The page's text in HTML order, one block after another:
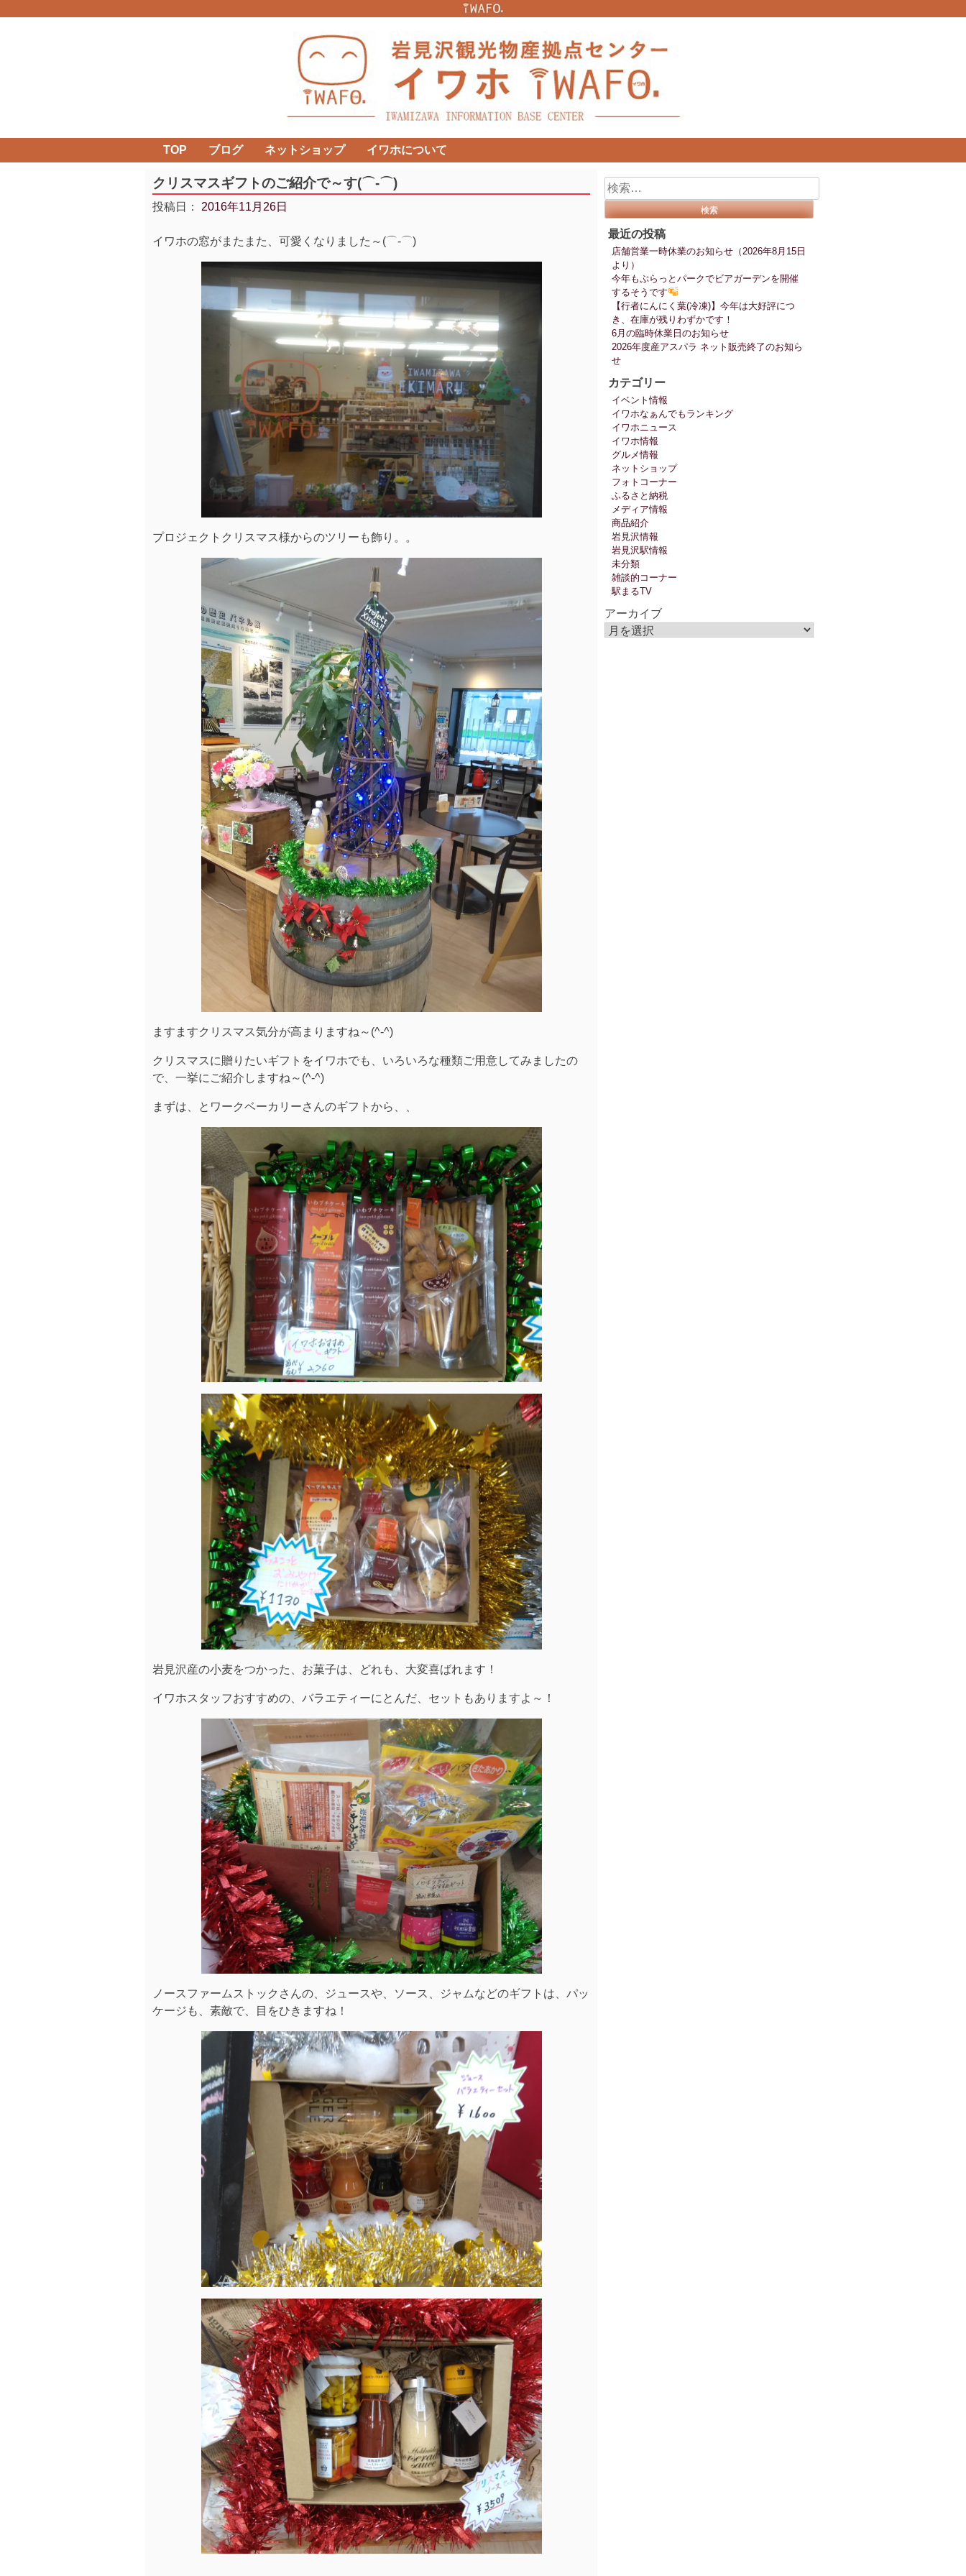
TOP ブログ ネットショップ イワホについて
クリスマスギフトのご紹介で～す(⌒‐⌒)
投稿日： 2016年11月26日
イワホの窓がまたまた、可愛くなりました～(⌒‐⌒)
プロジェクトクリスマス様からのツリーも飾り。。
ますますクリスマス気分が高まりますね～(^-^)
クリスマスに贈りたいギフトをイワホでも、いろいろな種類ご用意してみましたの
で、一挙にご紹介しますね～(^-^)
まずは、とワークベーカリーさんのギフトから、、
岩見沢産の小麦をつかった、お菓子は、どれも、大変喜ばれます！
イワホスタッフおすすめの、バラエティーにとんだ、セットもありますよ～！
ノースファームストックさんの、ジュースや、ソース、ジャムなどのギフトは、パッ
ケージも、素敵で、目をひきますね！
検
索:
最近の投稿
店舗営業一時休業のお知らせ（2026年8月15日
より）
今年もぷらっとパークでビアガーデンを開催
するそうです
【行者にんにく葉(冷凍)】今年は大好評につ
き、在庫が残りわずかです！
6月の臨時休業日のお知らせ
2026年度産アスパラ ネット販売終了のお知ら
せ
カテゴリー
イベント情報
イワホなぁんでもランキング
イワホニュース
イワホ情報
グルメ情報
ネットショップ
フォトコーナー
ふるさと納税
メディア情報
商品紹介
岩見沢情報
岩見沢駅情報
未分類
雑談的コーナー
駅まるTV
アーカイブ